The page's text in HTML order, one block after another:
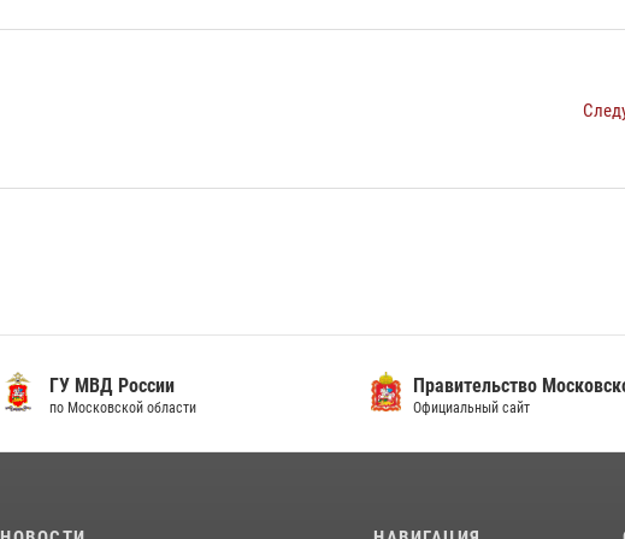
ГУ МВД России
по Московской области
Правительство
Официальный сайт